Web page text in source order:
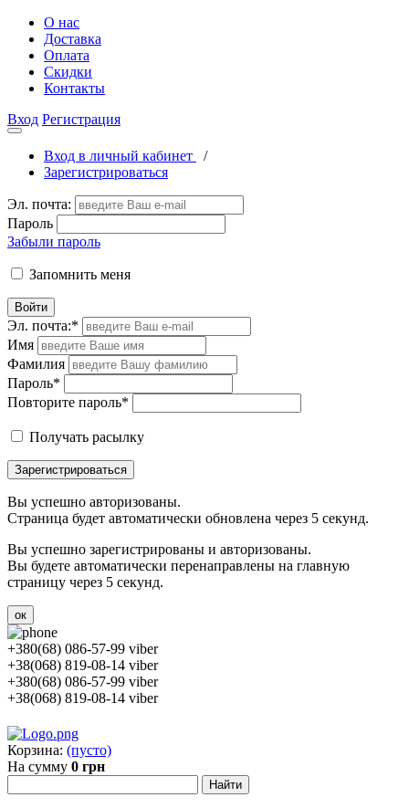
О нас
Доставка
Оплата
Скидки
Контакты
Вход Регистрация
Вход в личный кабинет
/
Зарегистрироваться
Эл. почта:
Пароль
Забыли пароль
Запомнить меня
Войти
Эл. почта:*
Имя
Фамилия
Пароль*
Повторите пароль*
Получать расылку
Зарегистрироваться
Вы успешно авторизованы.
Страница будет автоматически обновлена через 5 секунд.
Вы успешно зарегистрированы и авторизованы.
Вы будете автоматически перенаправлены на главную
страницу через 5 секунд.
ок
+380(68) 086-57-99 viber
+38(068) 819-08-14 viber
+380(68) 086-57-99 viber
+38(068) 819-08-14 viber
Корзина: (пусто)
На сумму 0 грн